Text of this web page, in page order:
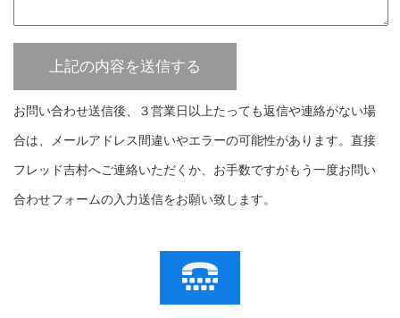
お問い合わせ送信後、３営業日以上たっても返信や連絡がない場
合は、メールアドレス間違いやエラーの可能性があります。直接
フレッド吉村へご連絡いただくか、お手数ですがもう一度お問い
合わせフォームの入力送信をお願い致します。